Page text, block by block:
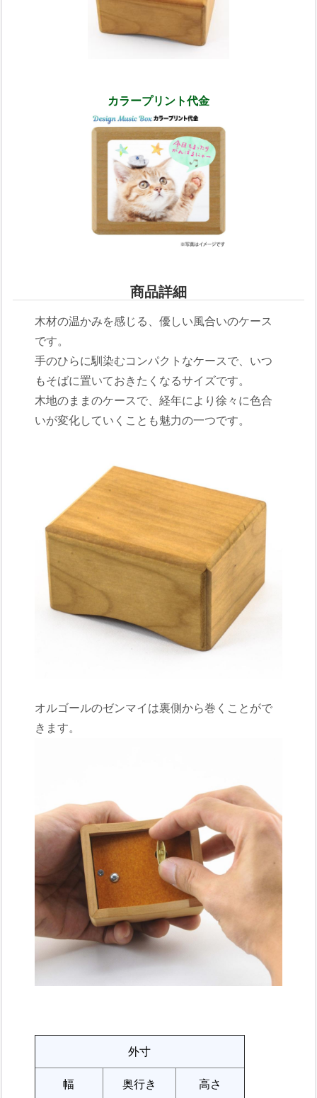
カラープリント代金
商品詳細
木材の温かみを感じる、優しい風合いのケース
です。
手のひらに馴染むコンパクトなケースで、いつ
もそばに置いておきたくなるサイズです。
木地のままのケースで、経年により徐々に色合
いが変化していくことも魅力の一つです。
オルゴールのゼンマイは裏側から巻くことがで
きます。
外寸
幅 奥行き 高さ